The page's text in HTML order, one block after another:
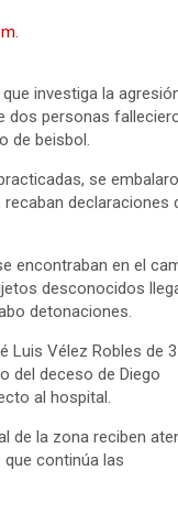
investiga la
dos personas
de beisbol.
se
declaraciones
encontraban en el
desconocidos
detonaciones.
Luis Vélez Robles de
del deceso de Diego
al hospital.
de la zona reciben
continúa las